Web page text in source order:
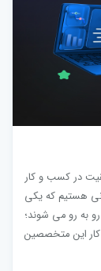
در کسب و کار
هستیم که یکی
به رو می شوند؛
کار این متخصصین